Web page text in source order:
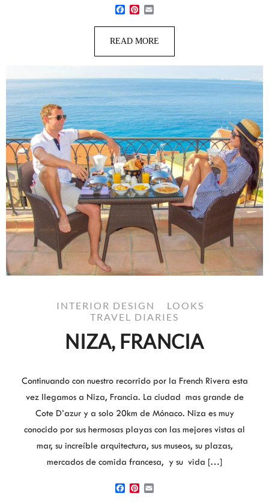
READ MORE
INTERIOR DESIGN
LOOKS
TRAVEL DIARIES
NIZA, FRANCIA
Continuando con nuestro recorrido por la French Rivera esta
vez llegamos a Niza, Francia. La ciudad mas grande de
Cote D’azur y a solo 20km de Mónaco. Niza es muy
conocido por sus hermosas playas con las mejores vistas al
mar, su increíble arquitectura, sus museos, su plazas,
mercados de comida francesa, y su vida […]